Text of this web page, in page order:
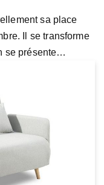
sa place
Il se transforme
se présente…